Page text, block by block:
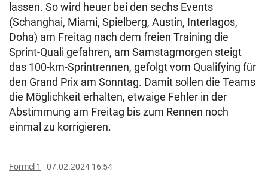
lassen. So wird heuer bei den sechs Events
(Schanghai, Miami, Spielberg, Austin, Interlagos,
Doha) am Freitag nach dem freien Training die
Sprint-Quali gefahren, am Samstagmorgen steigt
das 100-km-Sprintrennen, gefolgt vom Qualifying für
den Grand Prix am Sonntag. Damit sollen die Teams
die Möglichkeit erhalten, etwaige Fehler in der
Abstimmung am Freitag bis zum Rennen noch
einmal zu korrigieren.
Formel 1 07.02.2024 16:54